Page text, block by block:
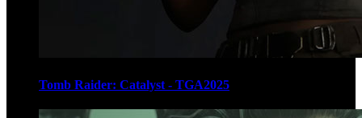
Tomb Raider: Catalyst - TGA2025